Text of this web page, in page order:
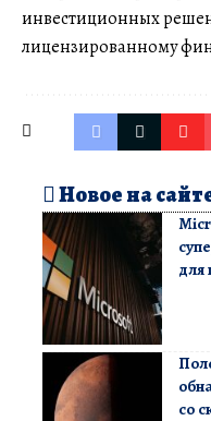
инвестиционных
лицензированному
Новое на
для
со